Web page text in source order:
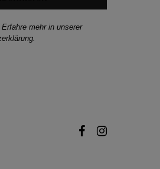
mehr in unserer
.
facebookinstagram